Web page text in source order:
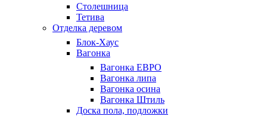
Столешница
Тетива
Отделка деревом
Блок-Хаус
Вагонка
Вагонка ЕВРО
Вагонка липа
Вагонка осина
Вагонка Штиль
Доска пола, подложки